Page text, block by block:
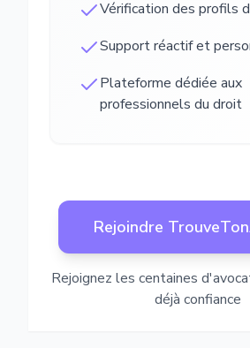
Vérification des profils
Support réactif et
Plateforme dédiée aux
professionnels du droit
Rejoindre
Rejoignez les centaines
déjà confiance